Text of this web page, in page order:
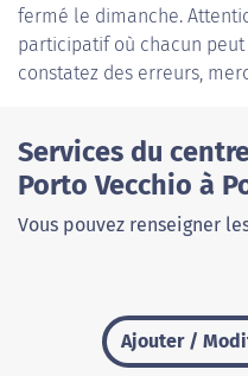
fermé le dimanche.
participatif où chacun
constatez des erreurs,
Services du
Porto Vecchio à
Vous pouvez renseigner
Ajouter /